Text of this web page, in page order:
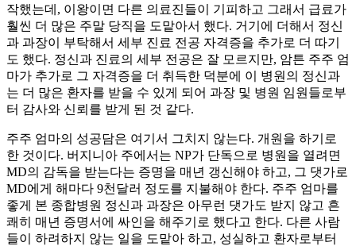
작했는데, 이왕이면 다른 의료진들이 기피하고 그래서 급료가
훨씬 더 많은 주말 당직을 도맡아서 했다. 거기에 더해서 정신
과 과장이 부탁해서 세부 진료 전공 자격증을 추가로 더 따기
도 했다. 정신과 진료의 세부 전공은 잘 모르지만, 암튼 주주 엄
마가 추가로 그 자격증을 더 취득한 덕분에 이 병원의 정신과
는 더 많은 환자를 받을 수 있게 되어 과장 및 병원 임원들로부
터 감사와 신뢰를 받게 된 것 같다.
주주 엄마의 성공담은 여기서 그치지 않는다. 개원을 하기로
한 것이다. 버지니아 주에서는 NP가 단독으로 병원을 열려면
MD의 감독을 받는다는 증명을 매년 갱신해야 하고, 그 댓가로
MD에게 해마다 9천달러 정도를 지불해야 한다. 주주 엄마를
좋게 본 종합병원 정신과 과장은 아무런 댓가도 받지 않고 흔
쾌히 매년 증명서에 싸인을 해주기로 했다고 한다. 다른 사람
들이 하려하지 않는 일을 도맡아 하고, 성실하고 환자로부터